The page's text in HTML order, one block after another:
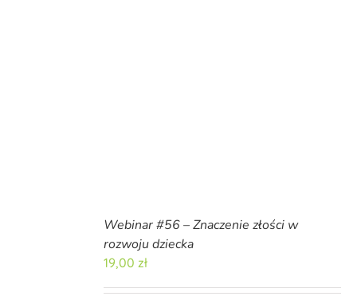
Webinar #56 – Znaczenie złości w
rozwoju dziecka
19,00 zł